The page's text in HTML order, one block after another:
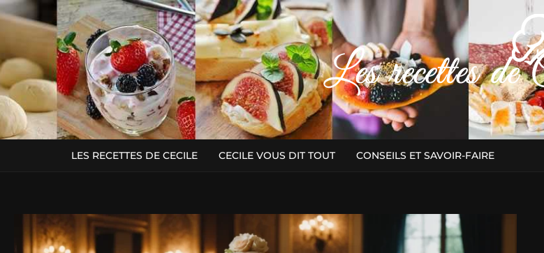
LES RECETTES DE CECILE CECILE VOUS DIT TOUT CONSEILS ET SAVOIR-FAIRE